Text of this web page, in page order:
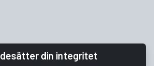
din integritet